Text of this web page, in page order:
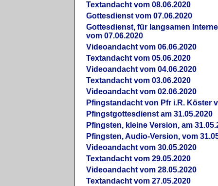
Textandacht vom 08.06.2020
Gottesdienst vom 07.06.2020
Gottesdienst, für langsamen
vom 07.06.2020
Videoandacht vom 06.06.2020
Textandacht vom 05.06.2020
Videoandacht vom 04.06.2020
Textandacht vom 03.06.2020
Videoandacht vom 02.06.2020
Pfingstandacht von Pfr i.R. Köster
Pfingstgottesdienst am 31.05.2020
Pfingsten, kleine Version, am
Pfingsten, Audio-Version, vom
Videoandacht vom 30.05.2020
Textandacht vom 29.05.2020
Videoandacht vom 28.05.2020
Textandacht vom 27.05.2020